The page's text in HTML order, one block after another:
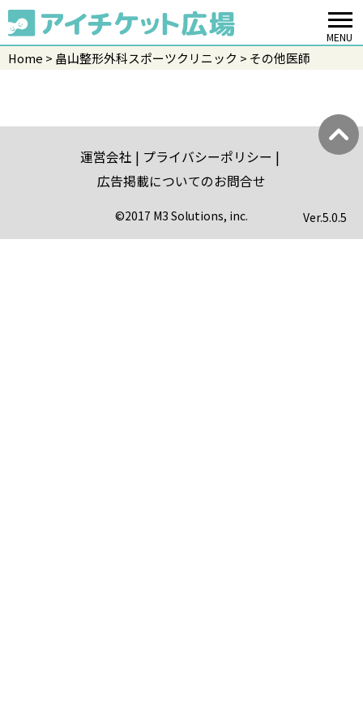
MENU
Home 畠山整形外科スポーツクリニック その他医師
運営会社
プライバシーポリシー
広告掲載についてのお問合せ
©2017 M3 Solutions, inc. Ver.5.0.5